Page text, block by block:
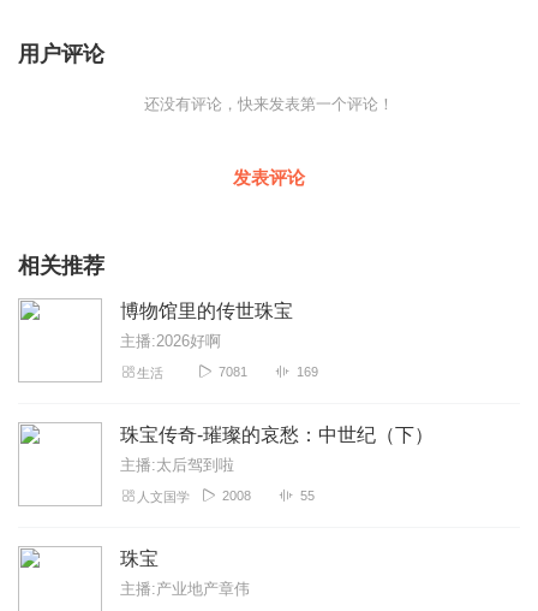
用户评论
还没有评论，快来发表第一个评论！
发表评论
相关推荐
博物馆里的传世珠宝
主播:2026好啊
生活 7081 169
珠宝传奇-璀璨的哀愁：中世纪（下）
主播:太后驾到啦
人文国学 2008 55
珠宝
主播:产业地产章伟